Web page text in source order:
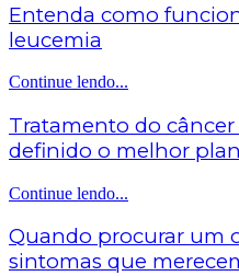
Entenda como
leucemia
Continue lendo...
Tratamento do
definido o melhor
Continue lendo...
Quando procurar um
sintomas que